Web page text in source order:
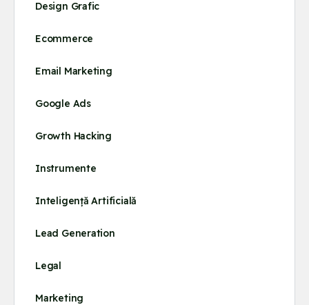
Design Grafic
Ecommerce
Email Marketing
Google Ads
Growth Hacking
Instrumente
Inteligență Artificială
Lead Generation
Legal
Marketing